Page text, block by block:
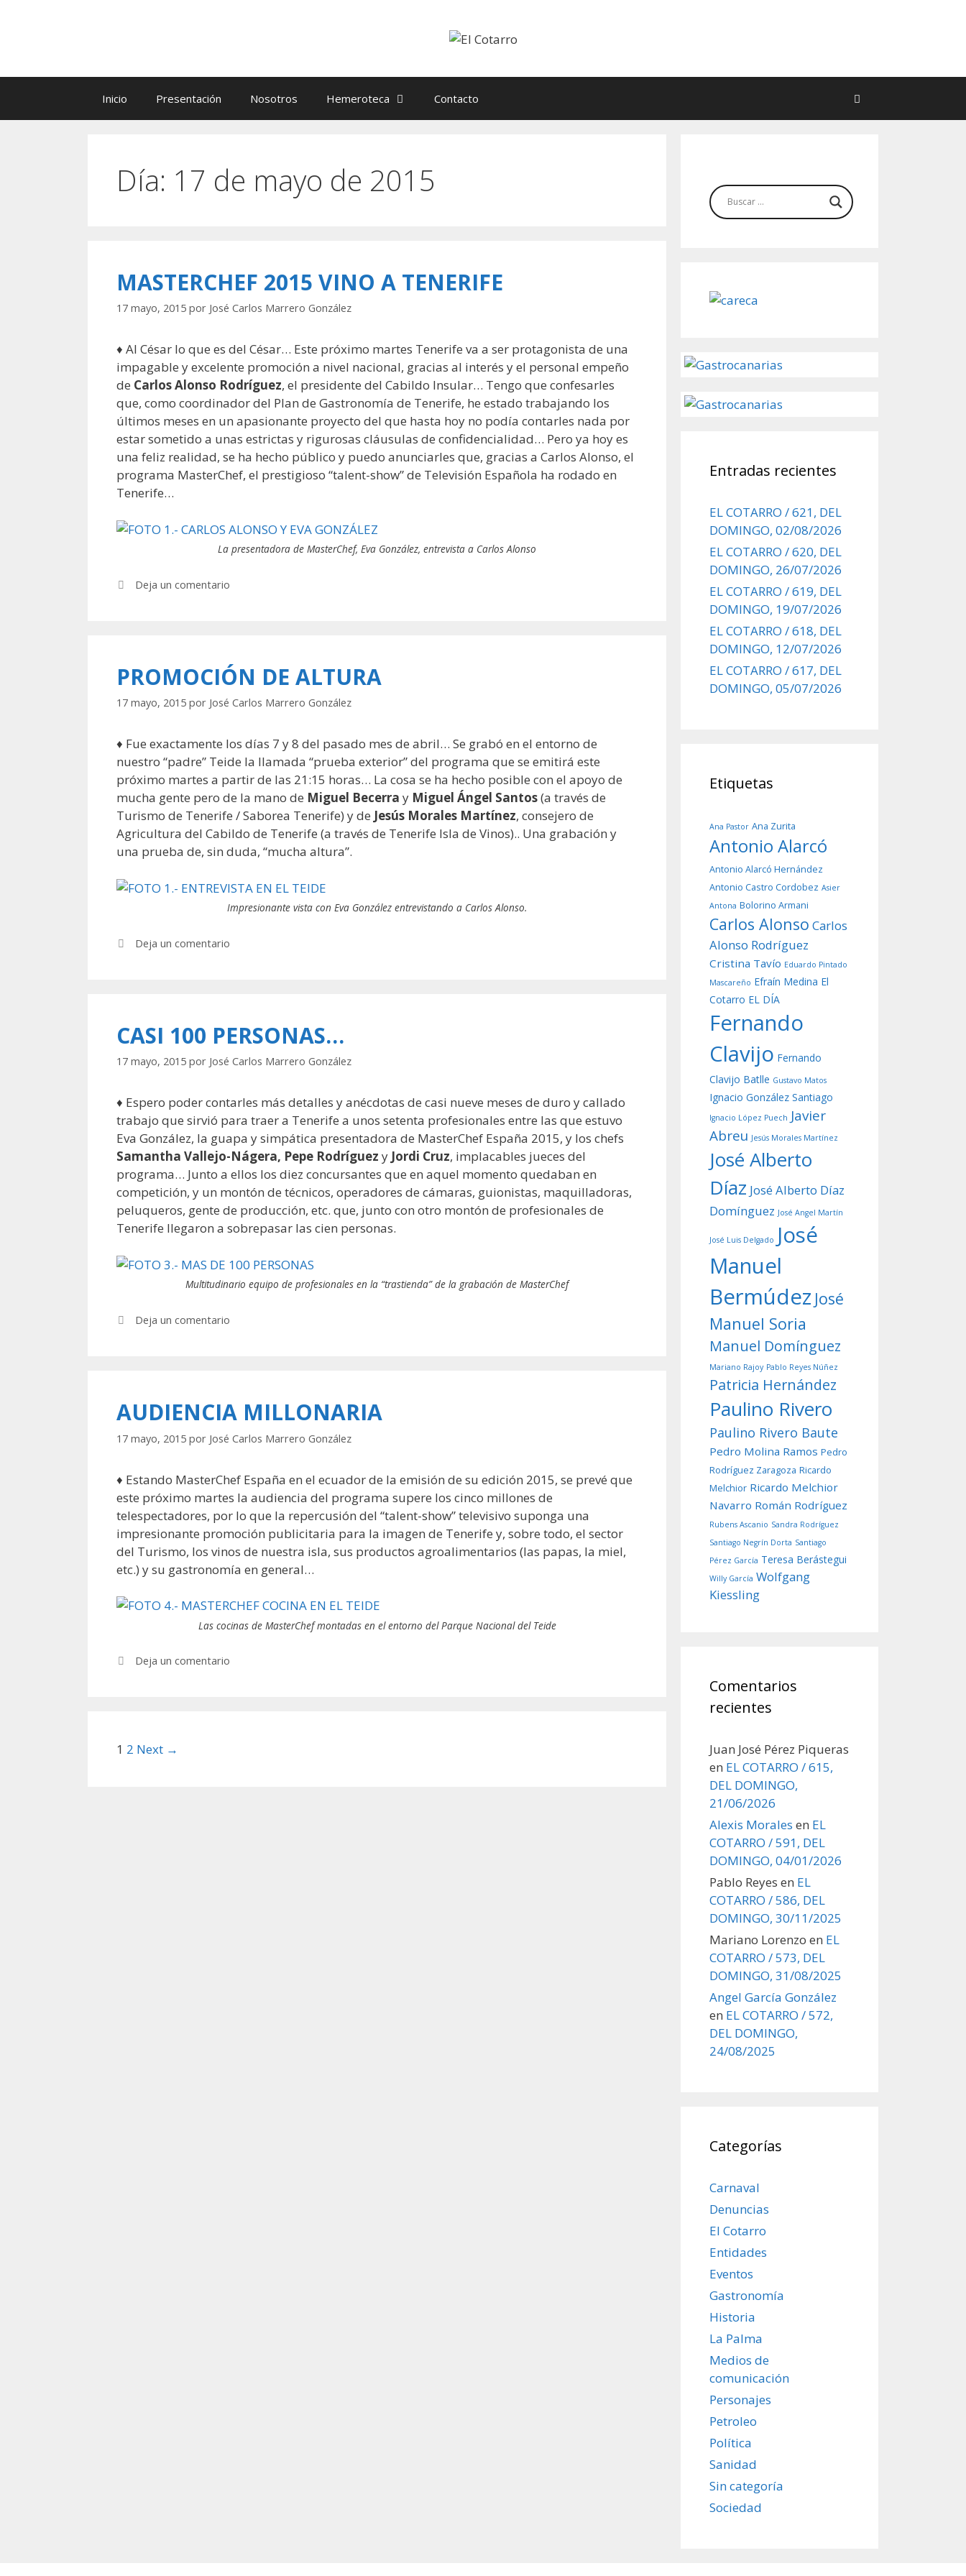
Inicio Presentación Nosotros Hemeroteca Contacto
Día: 17 de mayo de 2015
MASTERCHEF 2015 VINO A TENERIFE
17 mayo, 2015 por José Carlos Marrero González
♦ Al César lo que es del César… Este próximo martes Tenerife va a ser protagonista de una
impagable y excelente promoción a nivel nacional, gracias al interés y el personal empeño
de Carlos Alonso Rodríguez, el presidente del Cabildo Insular… Tengo que confesarles
que, como coordinador del Plan de Gastronomía de Tenerife, he estado trabajando los
últimos meses en un apasionante proyecto del que hasta hoy no podía contarles nada por
estar sometido a unas estrictas y rigurosas cláusulas de confidencialidad… Pero ya hoy es
una feliz realidad, se ha hecho público y puedo anunciarles que, gracias a Carlos Alonso, el
programa MasterChef, el prestigioso “talent-show” de Televisión Española ha rodado en
Tenerife…
La presentadora de MasterChef, Eva González, entrevista a Carlos Alonso
Deja un comentario
PROMOCIÓN DE ALTURA
17 mayo, 2015 por José Carlos Marrero González
♦ Fue exactamente los días 7 y 8 del pasado mes de abril… Se grabó en el entorno de
nuestro “padre” Teide la llamada “prueba exterior” del programa que se emitirá este
próximo martes a partir de las 21:15 horas… La cosa se ha hecho posible con el apoyo de
mucha gente pero de la mano de Miguel Becerra y Miguel Ángel Santos(a través de
Turismo de Tenerife / Saborea Tenerife) y de Jesús Morales Martínez, consejero de
Agricultura del Cabildo de Tenerife (a través de Tenerife Isla de Vinos).. Una grabación y
una prueba de, sin duda, “mucha altura”.
Impresionante vista con Eva González entrevistando a Carlos Alonso.
Deja un comentario
CASI 100 PERSONAS…
17 mayo, 2015 por José Carlos Marrero González
♦ Espero poder contarles más detalles y anécdotas de casi nueve meses de duro y callado
trabajo que sirvió para traer a Tenerife a unos setenta profesionales entre las que estuvo
Eva González, la guapa y simpática presentadora de MasterChef España 2015, y los chefs
Samantha Vallejo-Nágera, Pepe Rodríguez y Jordi Cruz, implacables jueces del
programa… Junto a ellos los diez concursantes que en aquel momento quedaban en
competición, y un montón de técnicos, operadores de cámaras, guionistas, maquilladoras,
peluqueros, gente de producción, etc. que, junto con otro montón de profesionales de
Tenerife llegaron a sobrepasar las cien personas.
Multitudinario equipo de profesionales en la “trastienda” de la grabación de MasterChef
Deja un comentario
AUDIENCIA MILLONARIA
17 mayo, 2015 por José Carlos Marrero González
♦ Estando MasterChef España en el ecuador de la emisión de su edición 2015, se prevé que
este próximo martes la audiencia del programa supere los cinco millones de
telespectadores, por lo que la repercusión del “talent-show” televisivo suponga una
impresionante promoción publicitaria para la imagen de Tenerife y, sobre todo, el sector
del Turismo, los vinos de nuestra isla, sus productos agroalimentarios (las papas, la miel,
etc.) y su gastronomía en general…
Las cocinas de MasterChef montadas en el entorno del Parque Nacional del Teide
Deja un comentario
Post
1 2 Next →
Entradas recientes
EL COTARRO / 621, DEL
DOMINGO, 02/08/2026
EL COTARRO / 620, DEL
DOMINGO, 26/07/2026
EL COTARRO / 619, DEL
DOMINGO, 19/07/2026
EL COTARRO / 618, DEL
DOMINGO, 12/07/2026
EL COTARRO / 617, DEL
DOMINGO, 05/07/2026
Etiquetas
Ana Pastor Ana Zurita
Antonio Alarcó
Antonio Alarcó Hernández
Antonio Castro Cordobez Asier
Antona Bolorino Armani
Carlos Alonso Carlos
Alonso Rodríguez
Cristina Tavío Eduardo Pintado
Mascareño Efraín Medina El
Cotarro EL DÍA
Fernando
Clavijo Fernando
Clavijo Batlle Gustavo Matos
Ignacio González Santiago
Ignacio López Puech Javier
Abreu Jesús Morales Martínez
José Alberto
Díaz José Alberto Díaz
Domínguez José Angel Martín
José Luis Delgado José
Manuel
Bermúdez José
Manuel Soria
Manuel Domínguez
Mariano Rajoy Pablo Reyes Núñez
Patricia Hernández
Paulino Rivero
Paulino Rivero Baute
Pedro Molina Ramos Pedro
Rodríguez Zaragoza Ricardo
Melchior Ricardo Melchior
Navarro Román Rodríguez
Rubens Ascanio Sandra Rodríguez
Santiago Negrín Dorta Santiago
Pérez García Teresa Berástegui
Willy García Wolfgang
Kiessling
Comentarios
recientes
Juan José Pérez Piqueras
en EL COTARRO / 615,
DEL DOMINGO,
21/06/2026
Alexis Morales en EL
COTARRO / 591, DEL
DOMINGO, 04/01/2026
Pablo Reyes en EL
COTARRO / 586, DEL
DOMINGO, 30/11/2025
Mariano Lorenzo en EL
COTARRO / 573, DEL
DOMINGO, 31/08/2025
Angel García González
en EL COTARRO / 572,
DEL DOMINGO,
24/08/2025
Categorías
Carnaval
Denuncias
El Cotarro
Entidades
Eventos
Gastronomía
Historia
La Palma
Medios de
comunicación
Personajes
Petroleo
Política
Sanidad
Sin categoría
Sociedad